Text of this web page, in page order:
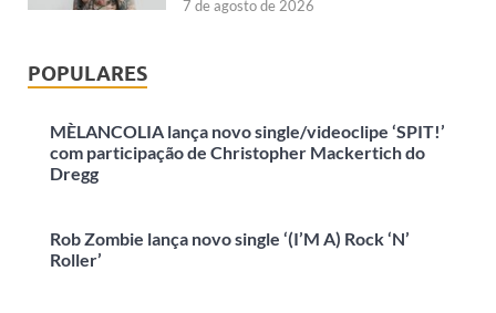
7 de agosto de 2026
POPULARES
MÈLANCOLIA lança novo single/videoclipe ‘SPIT!’
com participação de Christopher Mackertich do
Dregg
Rob Zombie lança novo single ‘(I’M A) Rock ‘N’
Roller’